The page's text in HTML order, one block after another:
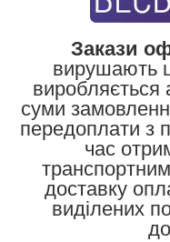
Закази
вирушають
виробляється
суми
передоплати з
час
доставку
виділених